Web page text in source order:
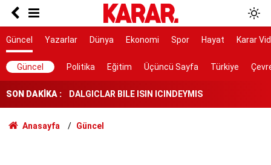
Güncel Yazarlar Dünya Ekonomi Spor Hayat Karar
Güncel Politika Eğitim Üçüncü Sayfa Türkiye
SON DAKİKA :
Poyraz lezzetine lezzet katıyor!
Herkes Çeşme'ye akın ederken onlar burayı
keşfetti: İzmir'de 'Böyle bir yer hâlâ var mı?'
DALGICLAR BILE ISIN ICINDEYMIS
AK Parti ile fark 4 puanı aştı
buruk
Anasayfa Güncel